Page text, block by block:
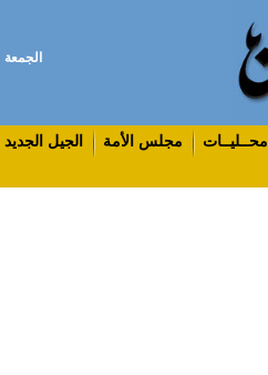
الجمعة
محــليــات مجلس الأمة الجيل الجديد